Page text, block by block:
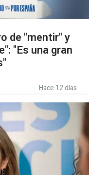
de "mentir" y
"Es una gran
Hace 12 días